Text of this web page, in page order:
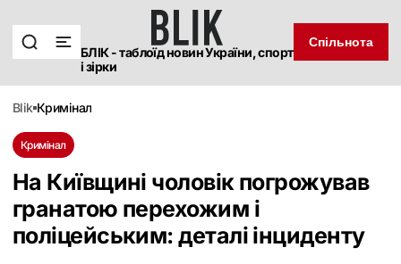
БЛІК - таблоїд новин України, спорт
і зірки
Спільнота
blik кримінал
Кримінал
На Київщині чоловік погрожував
гранатою перехожим і
поліцейським: деталі інциденту